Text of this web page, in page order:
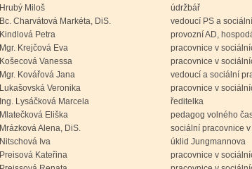
Hrubý Miloš
údržbář
Bc. Charvátová Markéta, DiS.
vedoucí PS a
Kindlová Petra
provozní AD,
Mgr. Krejčová Eva
pracovnice v
Košecová Vanessa
pracovnice v
Mgr. Kovářová Jana
vedoucí a sociální
Lukašovská Veronika
pracovnice v
Ing. Lysáčková Marcela
ředitelka
Mlatečková Eliška
pedagog volného
Mrázková Alena, DiS.
sociální pracovnice v
Nitschová Iva
úklid Jungmannova
Preisová Kateřina
pracovnice v